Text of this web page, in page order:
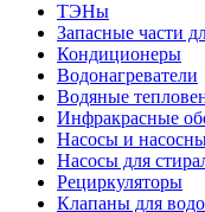
ТЭНы
Запасные части
Кондиционеры
Водонагреватели
Водяные
Инфракрасные
Насосы и
Насосы для
Рециркуляторы
Клапаны для